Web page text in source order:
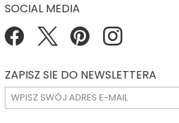
SOCIAL MEDIA
ZAPISZ SIE DO NEWSLETTERA